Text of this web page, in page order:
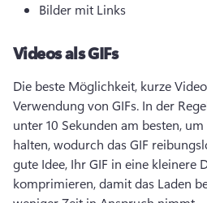
Bilder mit Links
Videos als GIFs
Die beste Möglichkeit, kurze
Verwendung von GIFs. In der
unter 10 Sekunden am besten,
halten, wodurch das GIF
gute Idee, Ihr GIF in eine kleinere
komprimieren, damit das Laden